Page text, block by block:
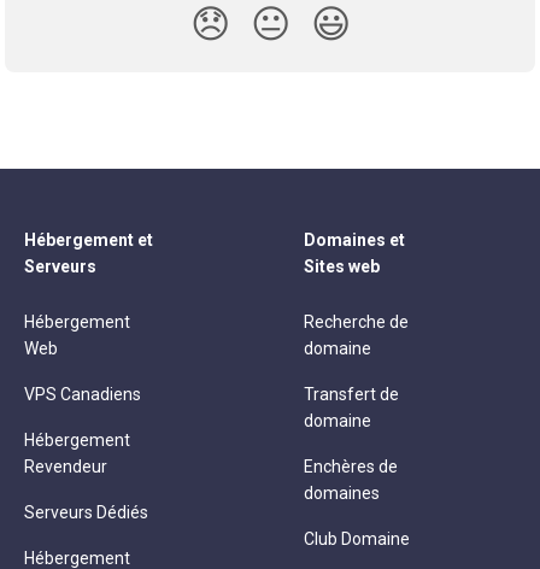
😞 😐 😃
Hébergement et
Serveurs
Hébergement
Web
VPS Canadiens
Hébergement
Revendeur
Serveurs Dédiés
Hébergement
Domaines et
Sites web
Recherche de
domaine
Transfert de
domaine
Enchères de
domaines
Club Domaine